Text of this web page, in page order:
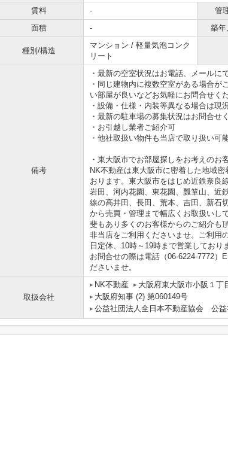
賃料 - 管
面積
- 築年
種別/構造
マンション / 軽量気泡コンク
リート
備考
・最新の空室状況はお電話、メールに
・同じ建物内に複数空室がある場合
い部屋が良いなどお気軽にお問合せく
・設備・仕様・内装等異なる場合は現
・最新の駐車場の募集状況はお問合せ
・お引越し業者ご紹介可
・他社取扱い物件も当店で取り扱い可
・東大阪市でお部屋探しをお考えのお
NK不動産は東大阪市に密着した地域
おります。東大阪市をはじめ近鉄奈良
岩田、河内花園、東花園、瓢箪山、近
線の高井田、長田、荒本、吉田、新石
から売買・管理まで幅広くお取扱いし
斐もあり多くのお客様からのご紹介も
非当店をご利用くださいませ。ご利用
日定休、10時～19時まで営業しており
お問合せの際は電話（06-6224-7772）
ださいませ。
取扱会社
NK不動産 大阪府東大阪市小阪１丁
大阪府知事 (2) 第060149号
公益社団法人全日本不動産協会 公益